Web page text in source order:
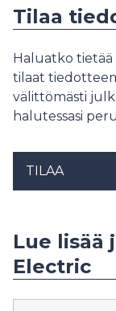
Tilaa
Haluatko tietää
tilaat
välittömästi
halutessasi
TILAA
Lue lisää
Electric